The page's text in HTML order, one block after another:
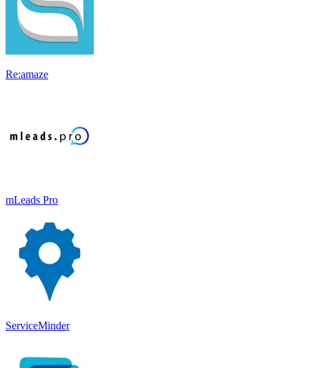
Re:amaze
mLeads Pro
ServiceMinder